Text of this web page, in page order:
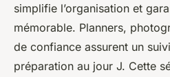
simplifie l’organisation et
mémorable. Planners,
de confiance assurent un
préparation au jour J. Cette